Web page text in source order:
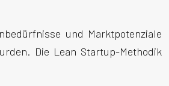
und Marktpotenziale
Die Lean Startup-Methodik